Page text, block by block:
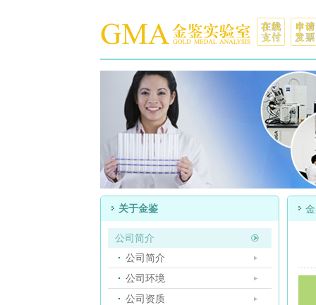
关于金鉴
公司简介
公司简介
公司环境
公司资质